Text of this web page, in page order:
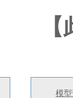
模